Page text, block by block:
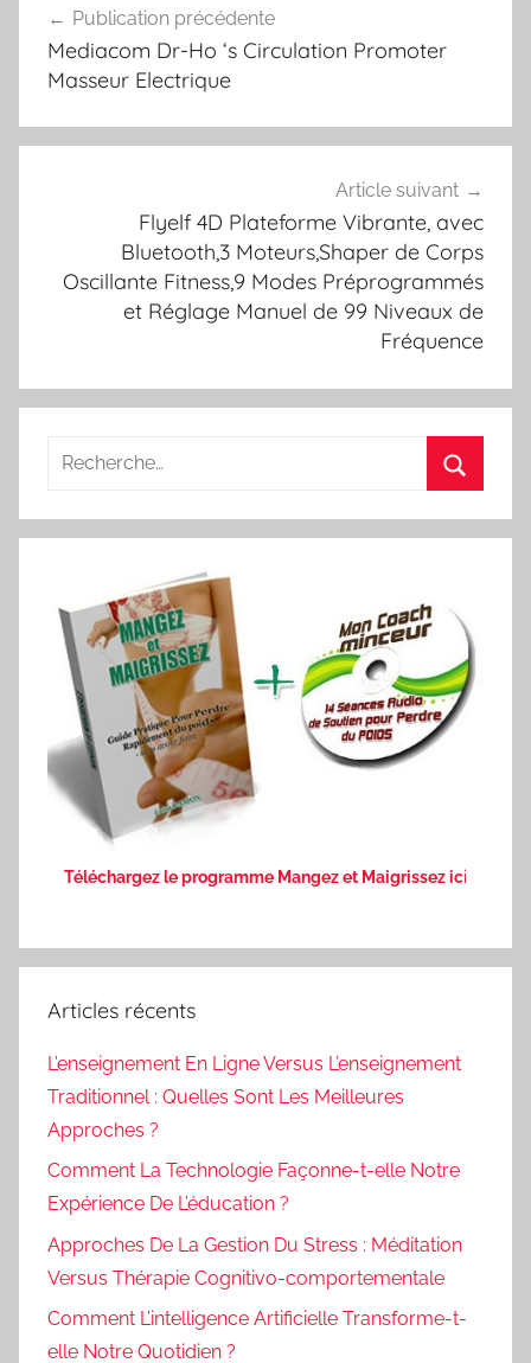
de
l’article
Publication précédente
Mediacom Dr-Ho ‘s Circulation Promoter
Masseur Electrique
Article suivant
Flyelf 4D Plateforme Vibrante, avec
Bluetooth,3 Moteurs,Shaper de Corps
Oscillante Fitness,9 Modes Préprogrammés
et Réglage Manuel de 99 Niveaux de
Fréquence
Recherche
:
Téléchargez le programme Mangez et Maigrissez ici
Articles récents
L’enseignement En Ligne Versus L’enseignement
Traditionnel : Quelles Sont Les Meilleures
Approches ?
Comment La Technologie Façonne-t-elle Notre
Expérience De L’éducation ?
Approches De La Gestion Du Stress : Méditation
Versus Thérapie Cognitivo-comportementale
Comment L’intelligence Artificielle Transforme-t-
elle Notre Quotidien ?